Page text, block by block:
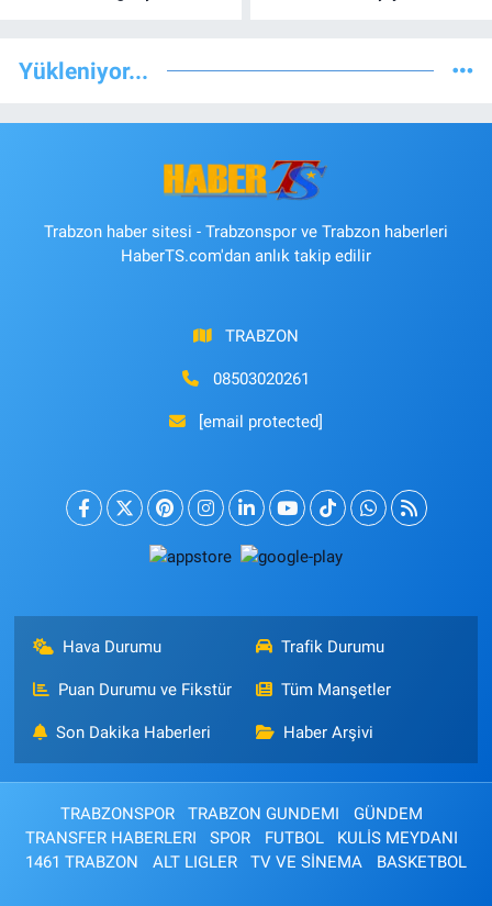
Yükleniyor...
Trabzon haber sitesi - Trabzonspor ve Trabzon haberleri
HaberTS.com'dan anlık takip edilir
TRABZON
08503020261
[email protected]
Hava Durumu Trafik Durumu
Puan Durumu ve Fikstür Tüm Manşetler
Son Dakika Haberleri Haber Arşivi
TRABZONSPOR TRABZON GUNDEMI
GÜNDEM
TRANSFER HABERLERI
SPOR FUTBOL
KULİS MEYDANI
1461 TRABZON
ALT LIGLER TV VE SİNEMA BASKETBOL